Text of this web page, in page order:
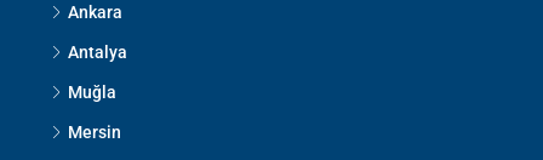
Ankara
Antalya
Muğla
Mersin